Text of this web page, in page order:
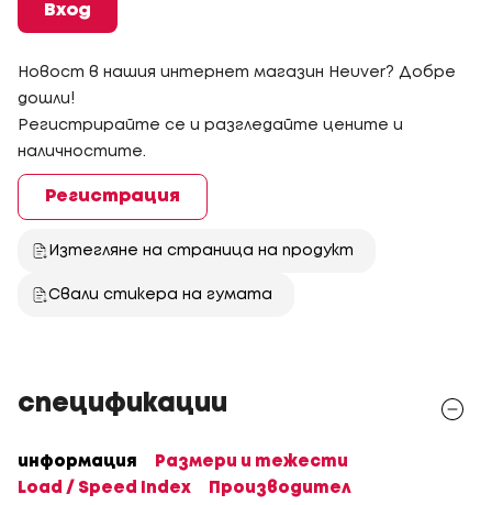
Вход
Новост в нашия интернет магазин Heuver? Добре
дошли!
Регистрирайте се и разгледайте цените и
наличностите.
Регистрация
Изтегляне на страница на продукт
Свали стикера на гумата
спецификации
информация
Размери и тежести
Load / Speed Index
Производител